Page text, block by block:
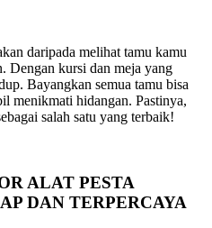
daripada melihat tamu kamu
Dengan kursi dan meja yang
Bayangkan semua tamu bisa
menikmati hidangan. Pastinya,
salah satu yang terbaik!
ALAT PESTA
DAN TERPERCAYA